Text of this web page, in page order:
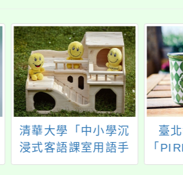
清華大學「中小學沉
浸式客語課室用語手
冊編製及推廣」種子
臺
「
養文